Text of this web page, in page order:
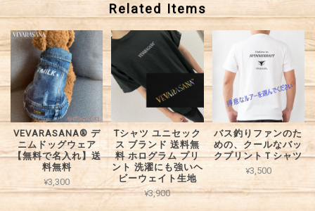
Related Items
VEVARASANA®︎ デ
ニムドッグウェア
【無料で名入れ】送
料無料
¥3,300
Tシャツ ユニセック
ス ブランド 送料無
料 ホログラム プリ
ント 洗濯にも強いヘ
ビーウェイト生地
¥3,900
バス釣りファンのた
めの、クールなバッ
クプリントＴシャツ
¥3,500